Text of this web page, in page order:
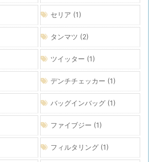
セリア (1)
タンマツ (2)
ツイッター (1)
デンチチェッカー (1)
バッグインバッグ (1)
ファイブジー (1)
フィルタリング (1)